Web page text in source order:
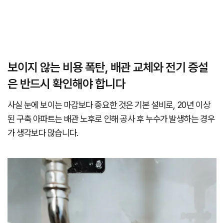
보이지 않는 비용 폭탄, 배관 교체와 전기 증설
은 반드시 확인해야 합니다
사실 눈에 보이는 마감보다 중요한 것은 기본 설비로, 20년 이상
된 구축 아파트는 배관 노후로 인해 공사 후 누수가 발생하는 경우
가 생각보다 많습니다.